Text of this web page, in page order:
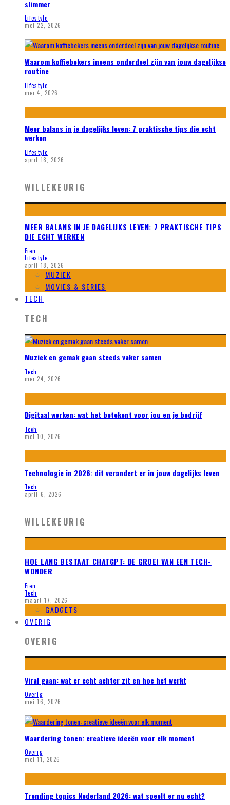
slimmer
Lifestyle
mei 22, 2026
Waarom koffiebekers ineens onderdeel zijn van jouw dagelijkse
routine
Lifestyle
mei 4, 2026
Meer balans in je dagelijks leven: 7 praktische tips die echt
werken
Lifestyle
april 18, 2026
WILLEKEURIG
MEER BALANS IN JE DAGELIJKS LEVEN: 7 PRAKTISCHE TIPS
DIE ECHT WERKEN
Fien
Lifestyle
april 18, 2026
MUZIEK
MOVIES & SERIES
TECH
TECH
Muziek en gemak gaan steeds vaker samen
Tech
mei 24, 2026
Digitaal werken: wat het betekent voor jou en je bedrijf
Tech
mei 10, 2026
Technologie in 2026: dit verandert er in jouw dagelijks leven
Tech
april 6, 2026
WILLEKEURIG
HOE LANG BESTAAT CHATGPT: DE GROEI VAN EEN TECH-
WONDER
Fien
Tech
maart 17, 2026
GADGETS
OVERIG
OVERIG
Viral gaan: wat er echt achter zit en hoe het werkt
Overig
mei 16, 2026
Waardering tonen: creatieve ideeën voor elk moment
Overig
mei 11, 2026
Trending topics Nederland 2026: wat speelt er nu echt?